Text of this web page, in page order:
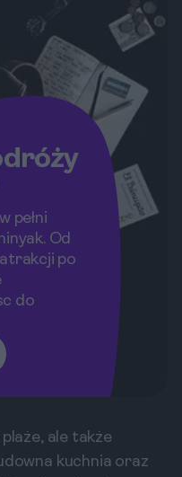
zdobyć pamiętne
aparat i zanurz się w
wyjazdu!
pełni
Od
po
do
ale także
kuchnia oraz